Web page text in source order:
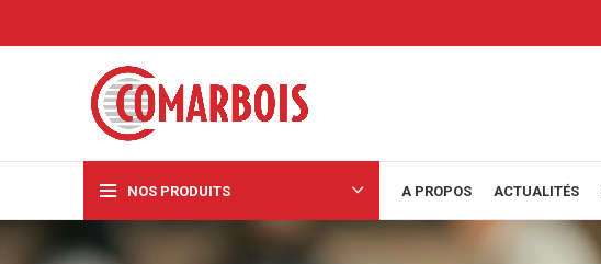
NOS PRODUITS A PROPOS ACTUALITÉS